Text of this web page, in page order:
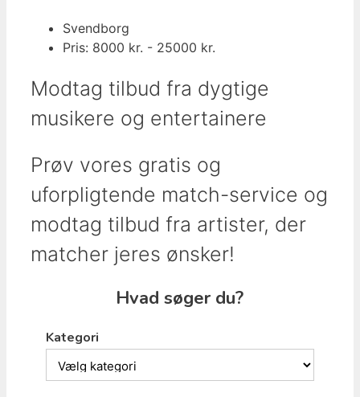
Svendborg
Pris: 8000 kr. - 25000 kr.
Modtag tilbud fra dygtige
musikere og entertainere
Prøv vores gratis og
uforpligtende match-service og
modtag tilbud fra artister, der
matcher jeres ønsker!
Hvad søger du?
Kategori